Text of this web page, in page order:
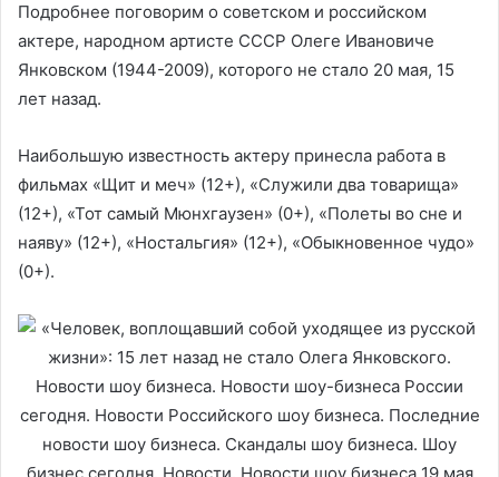
Подробнее поговорим о советском и российском
актере, народном артисте СССР Олеге Ивановиче
Янковском (1944-2009), которого не стало 20 мая, 15
лет назад.
Наибольшую известность актеру принесла работа в
фильмах «Щит и меч» (12+), «Служили два товарища»
(12+), «Тот самый Мюнхгаузен» (0+), «Полеты во сне и
наяву» (12+), «Ностальгия» (12+), «Обыкновенное чудо»
(0+).